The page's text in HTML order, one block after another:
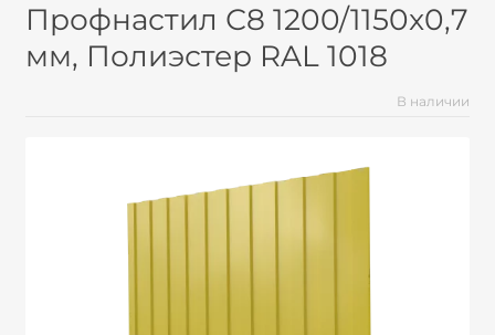
Профнастил С8 1200/1150x0,7
мм, Полиэстер RAL 1018
В наличии